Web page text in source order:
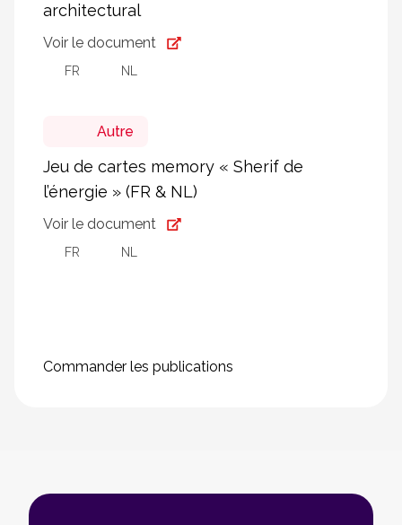
architectural
Voir le document
FR NL
Autre
Jeu de cartes memory « Sherif de
l’énergie » (FR & NL)
Voir le document
FR NL
Commander les publications